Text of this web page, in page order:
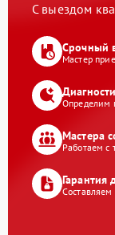
С выездом
Срочный
Мастер
Определим
Мастера
Работаем с
Гарантия
Составляем